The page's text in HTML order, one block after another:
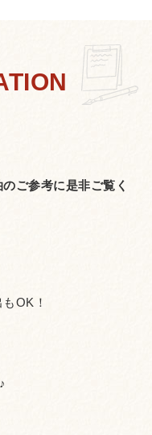
のご参考に是非ご覧く
OK！